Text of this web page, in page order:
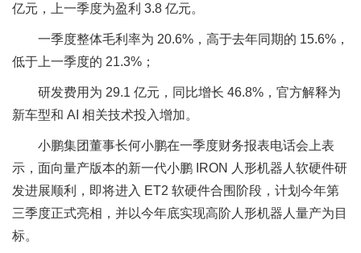
亿元，上一季度为盈利 3.8 亿元。
一季度整体毛利率为 20.6%，高于去年同期的 15.6%，
低于上一季度的 21.3%；
研发费用为 29.1 亿元，同比增长 46.8%，官方解释为
新车型和 AI 相关技术投入增加。
小鹏集团董事长何小鹏在一季度财务报表电话会上表
示，面向量产版本的新一代小鹏 IRON 人形机器人软硬件研
发进展顺利，即将进入 ET2 软硬件合围阶段，计划今年第
三季度正式亮相，并以今年底实现高阶人形机器人量产为目
标。